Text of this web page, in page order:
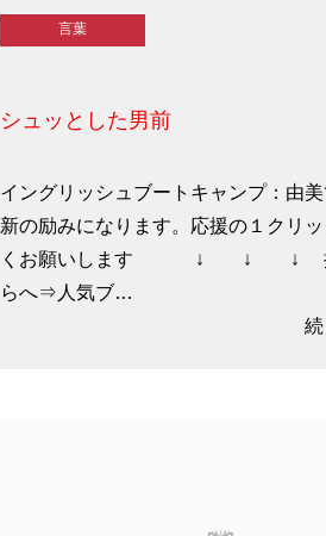
言葉
シュッとした男前
イングリッシュブートキャンプ：由
新の励みになります。応援の１クリ
くお願いします ↓ ↓ ↓ 携
らへ⇒人気ブ…